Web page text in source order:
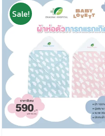
Sale!